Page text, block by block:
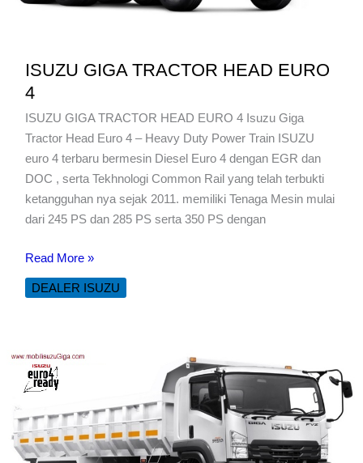
ISUZU GIGA TRACTOR HEAD EURO
4
ISUZU GIGA TRACTOR HEAD EURO 4 Isuzu Giga
Tractor Head Euro 4 – Heavy Duty Power Train ISUZU
euro 4 terbaru bermesin Diesel Euro 4 dengan EGR dan
DOC , serta Tekhnologi Common Rail yang telah terbukti
ketangguhan nya sejak 2011. memiliki Tenaga Mesin mulai
dari 245 PS dan 285 PS serta 350 PS dengan
ISUZU
GIGA
TRACTOR
4
Read More »
DEALER ISUZU